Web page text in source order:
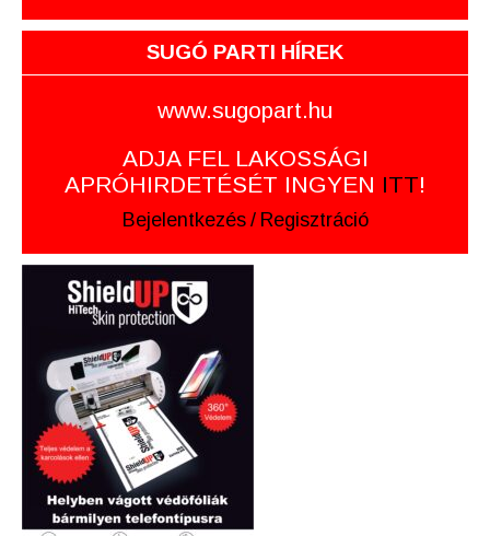
SUGÓ PARTI HÍREK
www.sugopart.hu
ADJA FEL LAKOSSÁGI
APRÓHIRDETÉSÉT INGYEN ITT!
Bejelentkezés / Regisztráció